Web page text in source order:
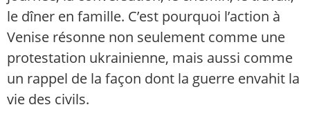
le dîner en famille. C’est pourquoi l’action à
Venise résonne non seulement comme une
protestation ukrainienne, mais aussi comme
un rappel de la façon dont la guerre envahit la
vie des civils.